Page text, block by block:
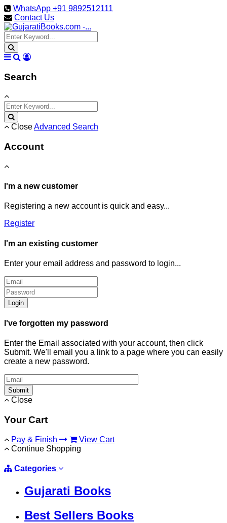
WhatsApp +91 9892512111
Contact Us
Search
CloseAdvanced Search
Account
I'm a new customer
Registering a new account is quick and easy...
Register
I'm an existing customer
Enter your email address and password to login...
Login
I've forgotten my password
Enter the Email associated with your account, then click
Submit. We'll email you a link to a page where you can easily
create a new password.
Submit
Close
Your Cart
Pay & Finish
View Cart
Continue Shopping
Categories
Gujarati Books
Best Sellers Books